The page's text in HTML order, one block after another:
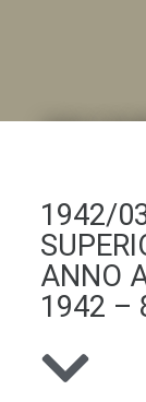
1942/
ANNO
1942 –